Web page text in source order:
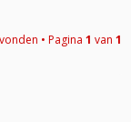
• Pagina 1 van 1